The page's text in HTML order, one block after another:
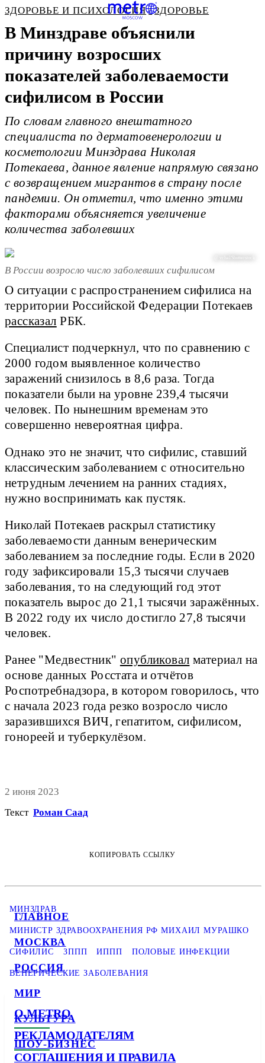
ГЛАВНОЕ
МОСКВА
РОССИЯ
МИР
КУЛЬТУРА
ШОУ-БИЗНЕС
ЗДОРОВЬЕ И ПСИХОЛОГИЯ ЗДОРОВЬЕ
В Минздраве объяснили
причину возросших
показателей заболеваемости
сифилисом в России
По словам главного внештатного
специалиста по дерматовенерологии и
косметологии Минздрава Николая
Потекаева, данное явление напрямую связано
с возвращением мигрантов в страну после
пандемии. Он отметил, что именно этими
факторами объясняется увеличение
количества заболевших
@ vchal/Shutterstock
В России возросло число заболевших сифилисом
О ситуации с распространением сифилиса на
территории Российской Федерации Потекаев
рассказал РБК.
Специалист подчеркнул, что по сравнению с
2000 годом выявленное количество
заражений снизилось в 8,6 раза. Тогда
показатели были на уровне 239,4 тысячи
человек. По нынешним временам это
совершенно невероятная цифра.
Однако это не значит, что сифилис, ставший
классическим заболеванием с относительно
нетрудным лечением на ранних стадиях,
нужно воспринимать как пустяк.
Николай Потекаев раскрыл статистику
заболеваемости данным венерическим
заболеванием за последние годы. Если в 2020
году зафиксировали 15,3 тысячи случаев
заболевания, то на следующий год этот
показатель вырос до 21,1 тысячи заражённых.
В 2022 году их число достигло 27,8 тысячи
человек.
Ранее "Медвестник" опубликовал материал на
основе данных Росстата и отчётов
Роспотребнадзора, в котором говорилось, что
с начала 2023 года резко возросло число
заразившихся ВИЧ, гепатитом, сифилисом,
гонореей и туберкулёзом.
2 июня 2023
Текст Роман Саад
КОПИРОВАТЬ ССЫЛКУ
МИНЗДРАВ
МИНИСТР ЗДРАВООХРАНЕНИЯ РФ МИХАИЛ МУРАШКО
СИФИЛИС ЗППП ИППП ПОЛОВЫЕ ИНФЕКЦИИ
ВЕНЕРИЧЕСКИЕ ЗАБОЛЕВАНИЯ
О METRO
РЕКЛАМОДАТЕЛЯМ
СОГЛАШЕНИЯ И ПРАВИЛА